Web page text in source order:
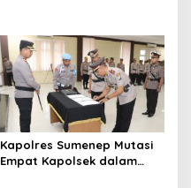
Kapolres Sumenep Mutasi
Empat Kapolsek dalam